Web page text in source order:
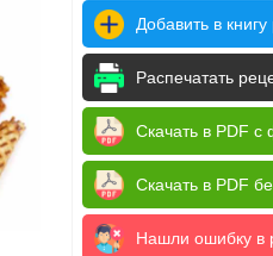
Добавить в
Распечатать
Скачать в PDF с
Скачать в PDF
Нашли ошибку в